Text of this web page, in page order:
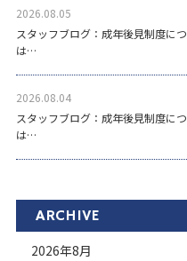
2026.08.05
スタッフブログ：成年後見制度に
は…
2026.08.04
スタッフブログ：成年後見制度に
は…
ARCHIVE
2026年8月